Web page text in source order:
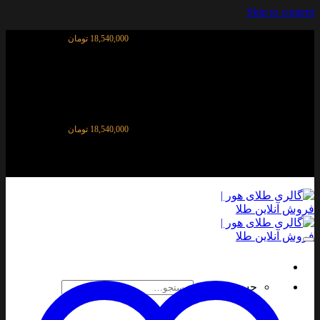
Skip to content
18,540,000 تومان
18,540,000 تومان
جستجو برای: